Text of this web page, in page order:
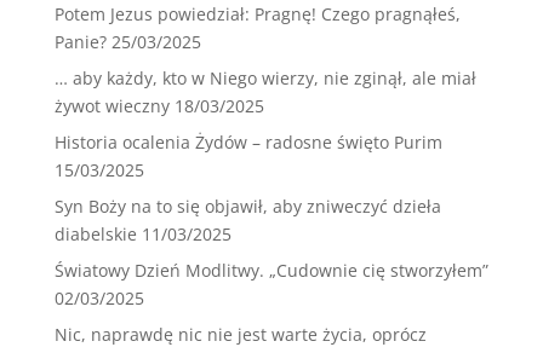
Potem Jezus powiedział: Pragnę! Czego pragnąłeś,
Panie? 25/03/2025
… aby każdy, kto w Niego wierzy, nie zginął, ale miał
żywot wieczny 18/03/2025
Historia ocalenia Żydów – radosne święto Purim
15/03/2025
Syn Boży na to się objawił, aby zniweczyć dzieła
diabelskie 11/03/2025
Światowy Dzień Modlitwy. „Cudownie cię stworzyłem”
02/03/2025
Nic, naprawdę nic nie jest warte życia, oprócz